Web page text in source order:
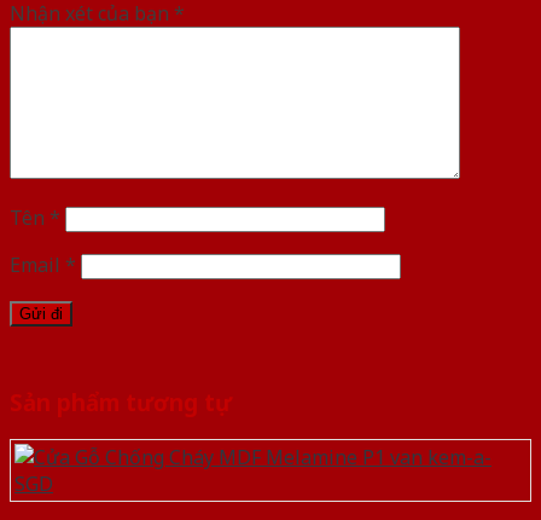
Nhận xét của bạn *
Tên *
Email *
Sản phẩm tương tự